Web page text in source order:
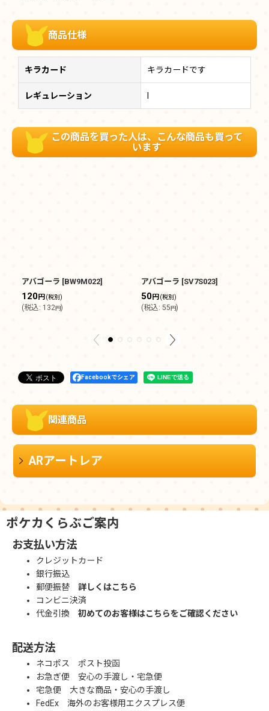
商品仕様
キラカード キラカードです
レギュレーション
この商品を買った人は、こんな商品も買って
います
アバゴーラ [BW9M022]
120円 (税別)
(税込: 132円)
アバゴーラ [SV7S023]
50円 (税別)
(税込: 55円)
Facebookでシェア
関連商品
ARアートレア
ポケカくらぶご案内
お支払い方法
クレジットカード
銀行振込
郵便振替 詳しくはこちら
コンビニ決済
代金引換 初めてのお客様はこちらをご確認ください
配送方法
ネコポス ポスト投函
お急ぎ便 安心の手渡し・宅急便
宅急便 大きな商品・安心の手渡し
FedEx 海外のお客様用エクスプレス便